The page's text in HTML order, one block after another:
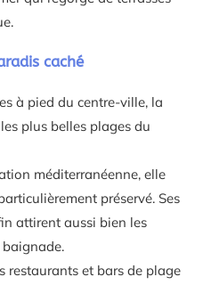
caché
à pied du centre-ville, la
plus belles plages du
méditerranéenne, elle
préservé. Ses
attirent aussi bien les
restaurants et bars de plage